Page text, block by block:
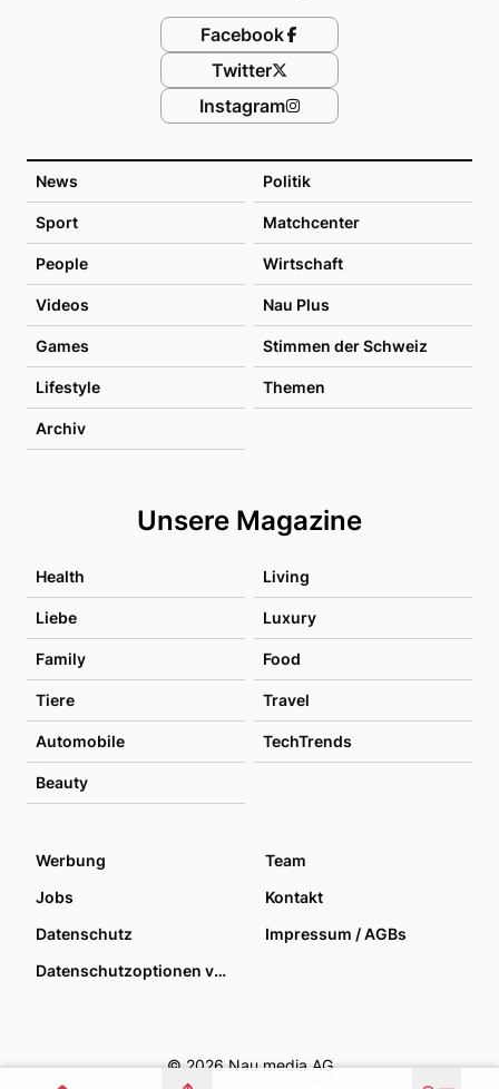
News Politik
Sport Matchcenter
People Wirtschaft
Videos Nau Plus
Games Stimmen der Schweiz
Lifestyle Themen
Archiv
Unsere Magazine
Health Living
Liebe Luxury
Family Food
Tiere Travel
Automobile TechTrends
Beauty
Facebook
Twitter
Instagram
Werbung
Team
Jobs
Kontakt
Datenschutz
Impressum / AGBs
Datenschutzoptionen verwalten
© 2026 Nau media AG